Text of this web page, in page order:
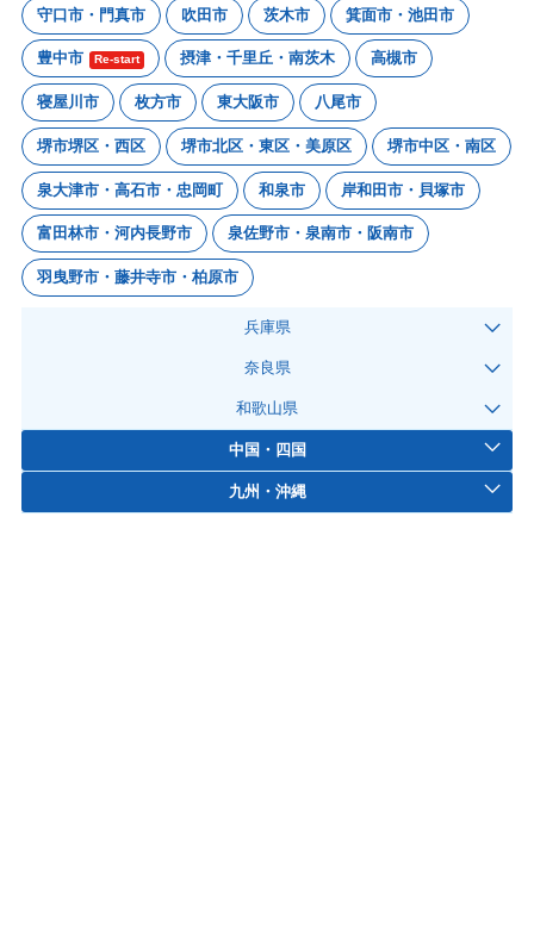
守口市・門真市 吹田市 茨木市 箕面市・池田市
豊中市 Re-start 摂津・千里丘・南茨木 高槻市
寝屋川市 枚方市 東大阪市 八尾市
堺市堺区・西区 堺市北区・東区・美原区 堺市中区・南区
泉大津市・高石市・忠岡町 和泉市 岸和田市・貝塚市
富田林市・河内長野市 泉佐野市・泉南市・阪南市
羽曳野市・藤井寺市・柏原市
兵庫県
奈良県
和歌山県
中国・四国
九州・沖縄